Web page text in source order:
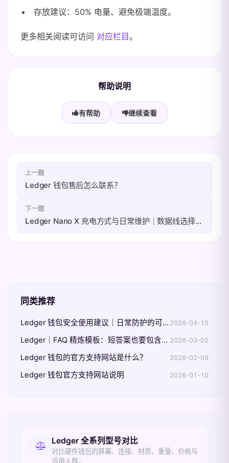
存放建议：50% 电量、避免极端温度。
更多相关阅读可访问 对应栏目。
帮助说明
有帮助 继续查看
上一题
Ledger 钱包售后怎么联系？
下一题
Ledger Nano X 充电方式与日常维护｜数据线选择与电池保养
同类推荐
Ledger 钱包安全使用建议｜日常防护的可执行清单 2026-04-15
Ledger｜FAQ 精炼模板：短答案也要包含边界条件 2026-03-02
Ledger 钱包的官方支持网站是什么？ 2026-02-09
Ledger 钱包官方支持网站说明 2026-01-10
相关入口
Ledger 全系列型号对比
对比硬件钱包的屏幕、连接、材质、重量、价格与
适用人群。